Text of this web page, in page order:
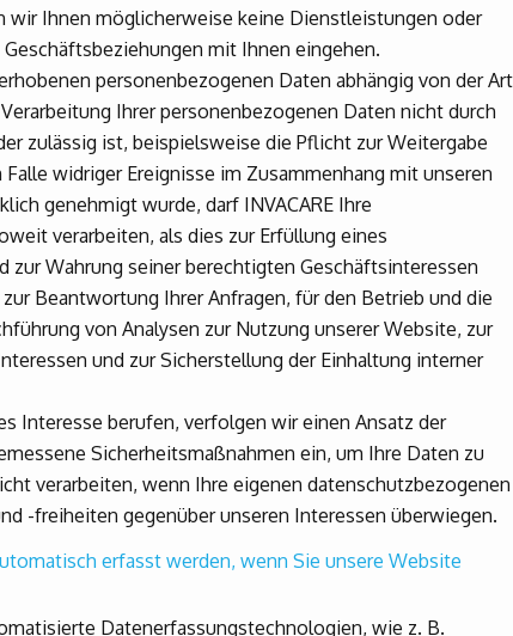
wir Ihnen möglicherweise keine Dienstleistungen oder
mit Ihnen eingehen.
personenbezogenen Daten abhängig von der Art
Ihrer personenbezogenen Daten nicht durch
zulässig ist, beispielsweise die Pflicht zur Weitergabe
widriger Ereignisse im Zusammenhang mit unseren
genehmigt wurde, darf INVACARE Ihre
verarbeiten, als dies zur Erfüllung eines
zur Wahrung seiner berechtigten Geschäftsinteressen
Beantwortung Ihrer Anfragen, für den Betrieb und die
von Analysen zur Nutzung unserer Website, zur
und zur Sicherstellung der Einhaltung interner
Interesse berufen, verfolgen wir einen Ansatz der
Sicherheitsmaßnahmen ein, um Ihre Daten zu
verarbeiten, wenn Ihre eigenen datenschutzbezogenen
-freiheiten gegenüber unseren Interessen überwiegen.
erfasst werden, wenn Sie unsere Website
Datenerfassungstechnologien, wie z. B.